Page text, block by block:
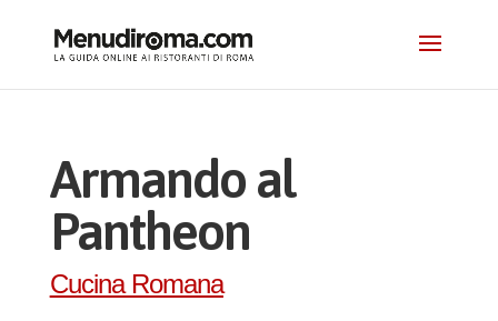
Armando al
Pantheon
Cucina Romana